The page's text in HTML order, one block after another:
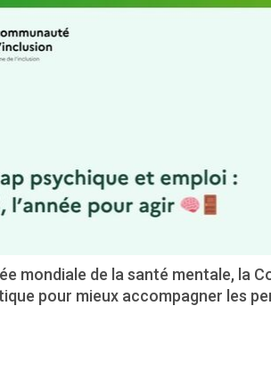
mondiale de la santé mentale, la
pour mieux accompagner les